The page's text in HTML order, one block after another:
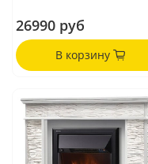
26990 руб
В корзину